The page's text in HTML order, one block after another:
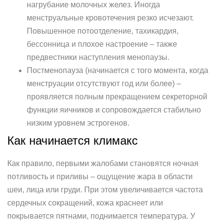
нагрубание молочных желез. Иногда
менструальные кровотечения резко исчезают.
Повышенное потоотделение, тахикардия,
бессонница и плохое настроение – также
предвестники наступления менопаузы.
Постменопауза (начинается с того момента, когда
менструации отсутствуют год или более) –
проявляется полным прекращением секреторной
функции яичников и сопровождается стабильно
низким уровнем эстрогенов.
Как начинается климакс
Как правило, первыми жалобами становятся ночная
потливость и приливы – ощущение жара в области
шеи, лица или груди. При этом увеличивается частота
сердечных сокращений, кожа краснеет или
покрывается пятнами, поднимается температура. У